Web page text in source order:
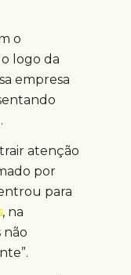
o
logo da
empresa
atenção
por
para
, na
não